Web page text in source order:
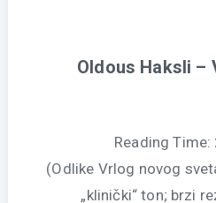
Oldous Haksli –
Reading Time:
(Odlike Vrlog novog
„klinički“ ton; brzi